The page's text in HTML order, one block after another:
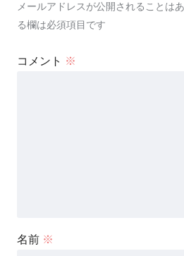
メールアドレスが公開されることはあ
る欄は必須項目です
コメント ※
名前 ※